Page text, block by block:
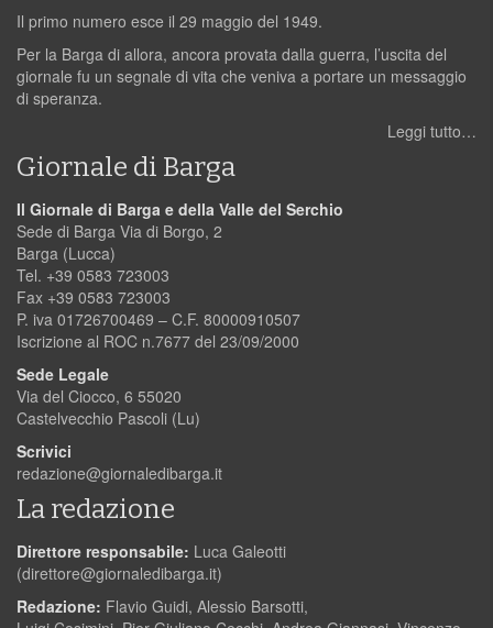
Il primo numero esce il 29 maggio del 1949.
Per la Barga di allora, ancora provata dalla guerra, l’uscita del
giornale fu un segnale di vita che veniva a portare un messaggio
di speranza.
Leggi tutto…
Giornale di Barga
Il Giornale di Barga e della Valle del Serchio
Sede di Barga Via di Borgo, 2
Barga (Lucca)
Tel. +39 0583 723003
Fax +39 0583 723003
P. iva 01726700469 – C.F. 80000910507
Iscrizione al ROC n.7677 del 23/09/2000
Sede Legale
Via del Ciocco, 6 55020
Castelvecchio Pascoli (Lu)
Scrivici
redazione@giornaledibarga.it
La redazione
Direttore responsabile: Luca Galeotti
(direttore@giornaledibarga.it)
Redazione: Flavio Guidi, Alessio Barsotti,